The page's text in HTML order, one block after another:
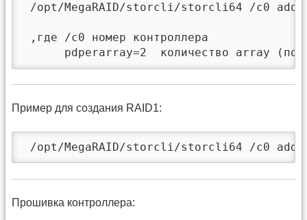
/opt/MegaRAID/storcli/storcli64 /c0 add
,где /c0 номер контроллера
pdperarray=2  количество array (по
Пример для создания RAID1:
/opt/MegaRAID/storcli/storcli64 /c0 add
Прошивка контроллера: